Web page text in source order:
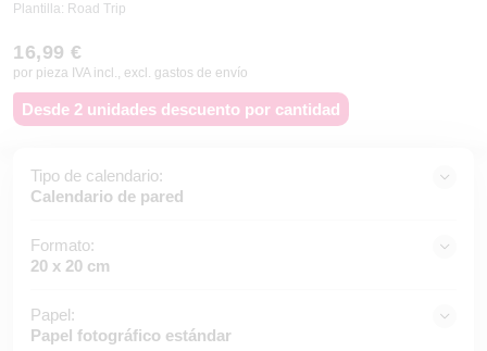
Plantilla: Road Trip
16,99 €
por pieza IVA incl., excl. gastos de envío
Desde 2 unidades descuento por cantidad
Tipo de calendario:
Calendario de pared
Formato:
20 x 20 cm
Papel:
Papel fotográfico estándar